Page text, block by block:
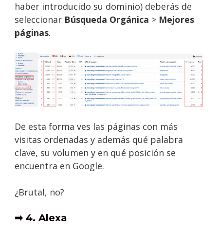
haber introducido su dominio) deberás de
seleccionar Búsqueda Orgánica > Mejores
páginas.
De esta forma ves las páginas con más
visitas ordenadas y además qué palabra
clave, su volumen y en qué posición se
encuentra en Google.
¿Brutal, no?
➡ 4. Alexa